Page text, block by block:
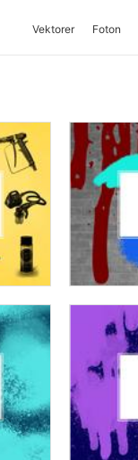
Vektorer Foton